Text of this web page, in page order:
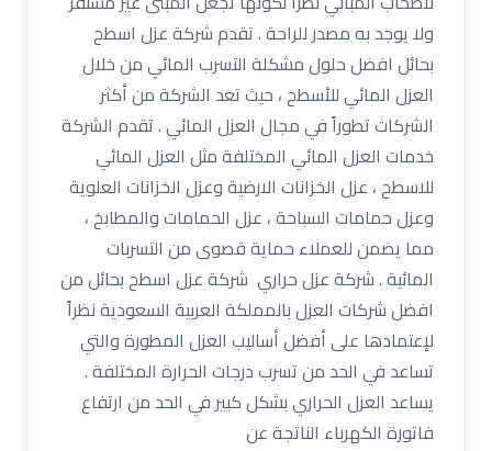
ولا يوجد به مصدر للراحة . تقدم شركة عزل اسطح
بحائل افضل حلول مشكلة التسرب المائي من خلال
العزل المائي للأسطح ، حيث تعد الشركة من أكثر
الشركات تطوراً في مجال العزل المائي . تقدم الشركة
خدمات العزل المائي المختلفة مثل العزل المائي
للاسطح ، عزل الخزانات الارضية وعزل الخزانات العلوية
وعزل حمامات السباحة ، عزل الحمامات والمطابخ ،
مما يضمن للعملاء حماية قصوى من التسربات
المائية . شركة عزل حراري شركة عزل اسطح بحائل من
افضل شركات العزل بالمملكة العربية السعودية نظراً
لإعتمادها على أفضل أساليب العزل المطورة والتي
تساعد في الحد من تسرب درجات الحرارة المختلفة .
يساعد العزل الحراري بشكل كبير في الحد من ارتفاع
فاتورة الكهرباء الناتجة عن